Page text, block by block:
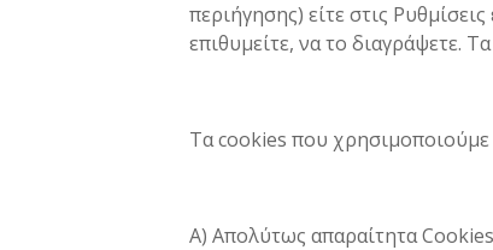
περιήγησης) είτε στις
επιθυμείτε, να το διαγράψετε.
Τα cookies που χρησιμοποιούμε
Α) Απολύτως απαραίτητα Cookies